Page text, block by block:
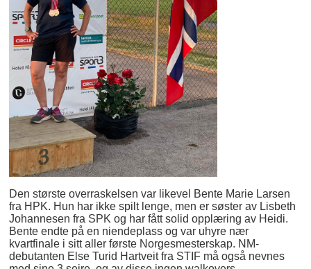
Den største overraskelsen var likevel Bente Marie Larsen
fra HPK. Hun har ikke spilt lenge, men er søster av Lisbeth
Johannesen fra SPK og har fått solid opplæring av Heidi.
Bente endte på en niendeplass og var uhyre nær
kvartfinale i sitt aller første Norgesmesterskap. NM-
debutanten Else Turid Hartveit fra STIF må også nevnes